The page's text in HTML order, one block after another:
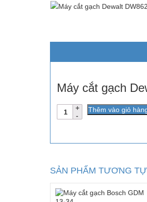
Máy cắt gạch
Số
lượng
Thêm vào giỏ
SẢN PHẨM TƯƠNG TỰ